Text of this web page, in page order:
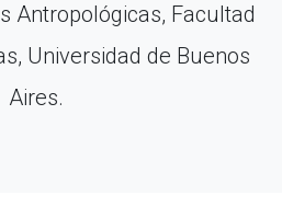
Antropológicas, Facultad
Universidad de Buenos
Aires.